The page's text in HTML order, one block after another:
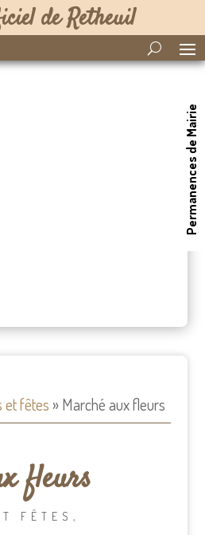
de Retheuil
Permanences de Mairie
et fêtes »Marché aux fleurs
fleurs
FÊTES ,